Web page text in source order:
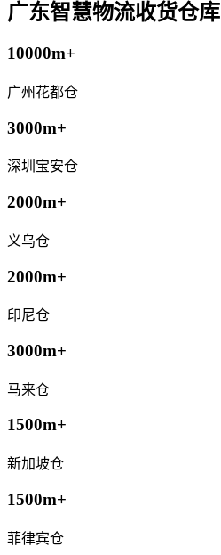
广东智慧物流收货仓库
10000m+
广州花都仓
3000m+
深圳宝安仓
2000m+
义乌仓
2000m+
印尼仓
3000m+
马来仓
1500m+
新加坡仓
1500m+
菲律宾仓